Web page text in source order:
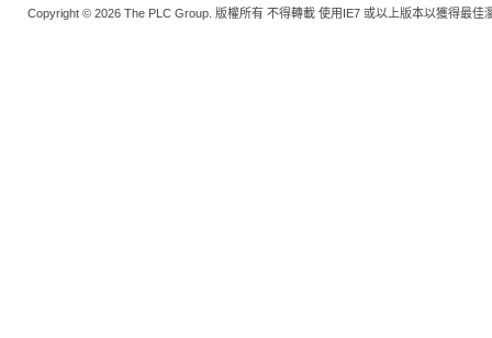
Copyright © 2026 The PLC Group. 版權所有 不得轉載 使用IE7 或以上版本以獲得最佳